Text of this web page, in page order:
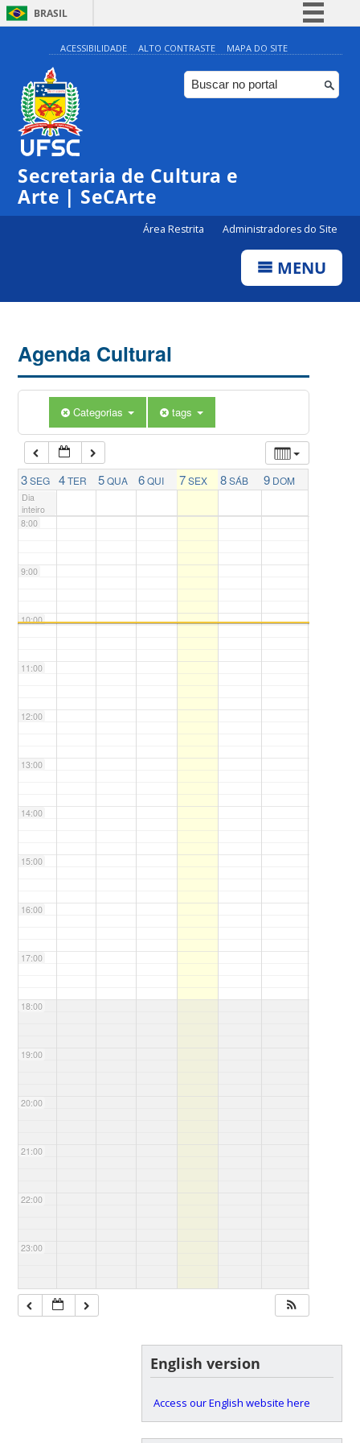
BRASIL
Simplifique!
Comunica BR
Participe
ACESSIBILIDADE ALTO CONTRASTE MAPA DO SITE
Secretaria de Cultura e
Arte | SeCArte
Área Restrita Administradores do Site
MENU
Agenda Cultural
Categorias tags
3SEG 4TER 5QUA 6QUI 7SEX 8SÁB 9 DOM
Dia
inteiro
0:00
1:00
5:00
7:00
8:00
9:00
10:00
11:00
12:00
13:00
14:00
15:00
16:00
17:00
18:00
19:00
20:00
21:00
22:00
23:00
English version
Access our English website here